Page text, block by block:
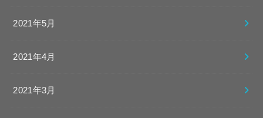
2021年5月
2021年4月
2021年3月